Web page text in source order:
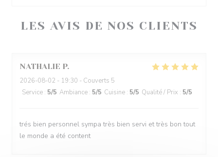
LES AVIS DE NOS CLIENTS
NATHALIE P
2026-08-02 - 19:30 - Couverts 5
Service : 5/5 Ambiance : 5/5 Cuisine : 5/5 Qualité / Prix : 5/5
trés bien personnel sympa très bien servi et très bon tout
le monde a été content